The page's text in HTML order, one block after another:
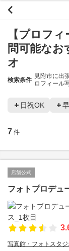
【プロフ
問可能なお
オ
検索条件
見附市に出
ロフィール
日祝OK
7 件
店舗公式
フォトプロデュ
写真館・フォトスタジ